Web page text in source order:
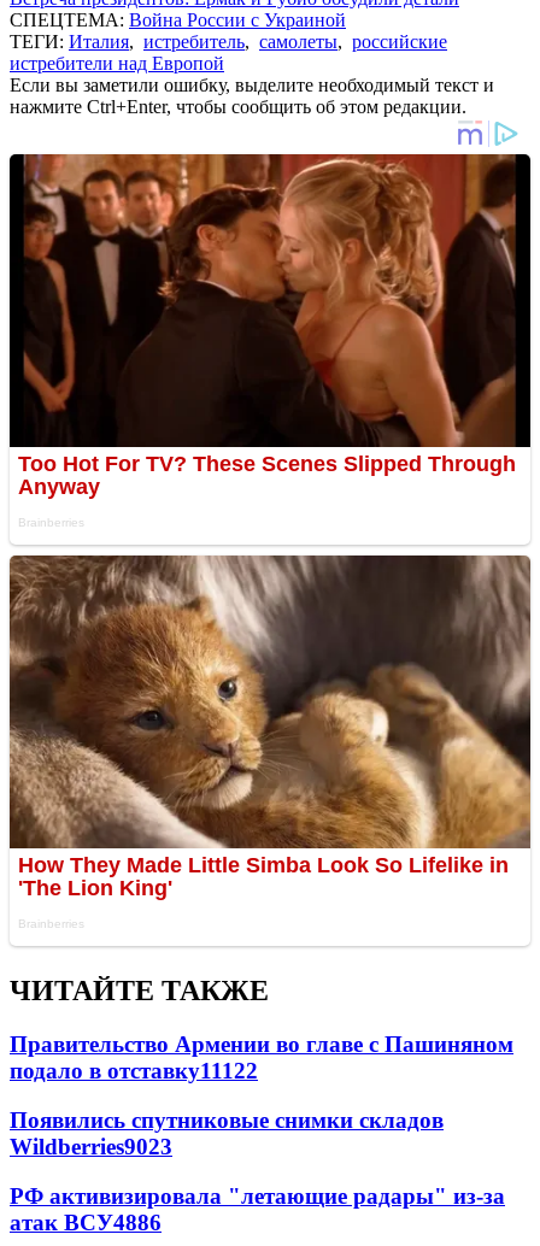
СПЕЦТЕМА: Война России с Украиной
ТЕГИ: Италия, истребитель, самолеты, российские
истребители над Европой
Если вы заметили ошибку, выделите необходимый текст и
нажмите Ctrl+Enter, чтобы сообщить об этом редакции.
ЧИТАЙТЕ ТАКЖЕ
Правительство Армении во главе с Пашиняном
подало в отставку11122
Появились спутниковые снимки складов
Wildberries9023
РФ активизировала "летающие радары" из-за
атак ВСУ4886